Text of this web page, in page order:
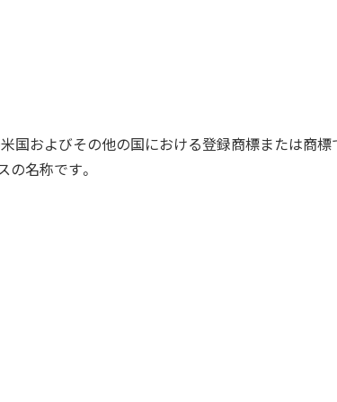
およびその他の国における登録商標または商標
名称です。